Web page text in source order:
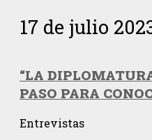
17 de julio
“LA
PASO PARA
Entrevistas